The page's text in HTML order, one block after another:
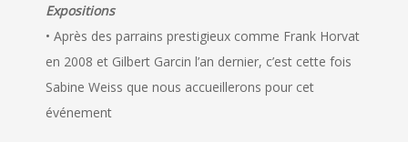
Expositions
• Après des parrains prestigieux comme Frank Horvat
en 2008 et Gilbert Garcin l’an dernier, c’est cette fois
Sabine Weiss que nous accueillerons pour cet
événement